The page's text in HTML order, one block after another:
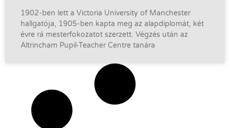
1902-ben lett a Victoria University of Manchester
hallgatója, 1905-ben kapta meg az alapdiplomát, két
évre rá mesterfokozatot szerzett. Végzés után az
Altrincham Pupil-Teacher Centre tanára